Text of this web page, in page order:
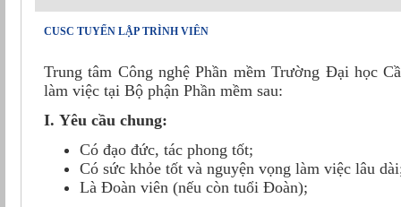
CUSC TUYỂN LẬP TRÌNH VIÊN
Trung tâm Công nghệ Phần mềm Trường Đại học
làm việc tại Bộ phận Phần mềm sau:
I. Yêu cầu chung:
Có đạo đức, tác phong tốt;
Có sức khỏe tốt và nguyện vọng làm việc lâu
Là Đoàn viên (nếu còn tuổi Đoàn);